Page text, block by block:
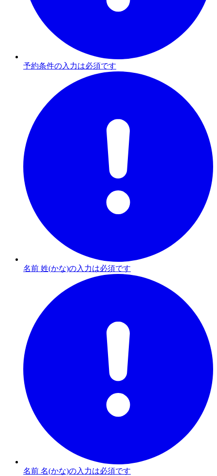
予約条件の入力は必須です
名前 姓(かな)の入力は必須です
名前 名(かな)の入力は必須です